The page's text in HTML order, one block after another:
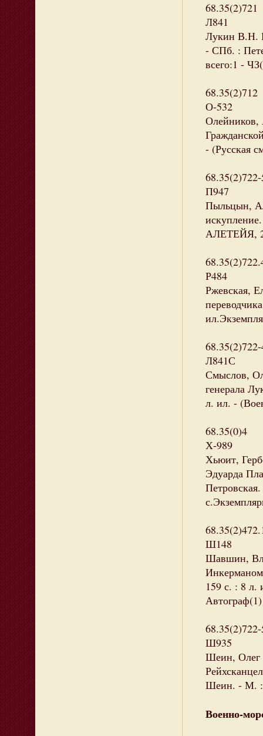
68.35(2)721
Л841
Лукин В.Н.
- СПб. :
всего:1 -
68.35(2)712
О-532
Олейников,
- (Русская
П947
Пыльцын,
АЛЕТЕЙЯ,
Р484
Ржевская,
Л841С
Смыслов,
генерала
л. ил. -
68.35(0)4
Х-989
Хьюит,
Эдуарда
Ш148
Шавшин,
159 с. : 8
Автограф(1)
Ш935
Шеин, Олег
Шеин. - М. :
Военно-